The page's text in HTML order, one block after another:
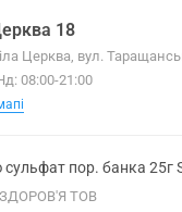
18
Церква, вул.
08:00-21:00
сульфат пор. банка 25г
ТОВ